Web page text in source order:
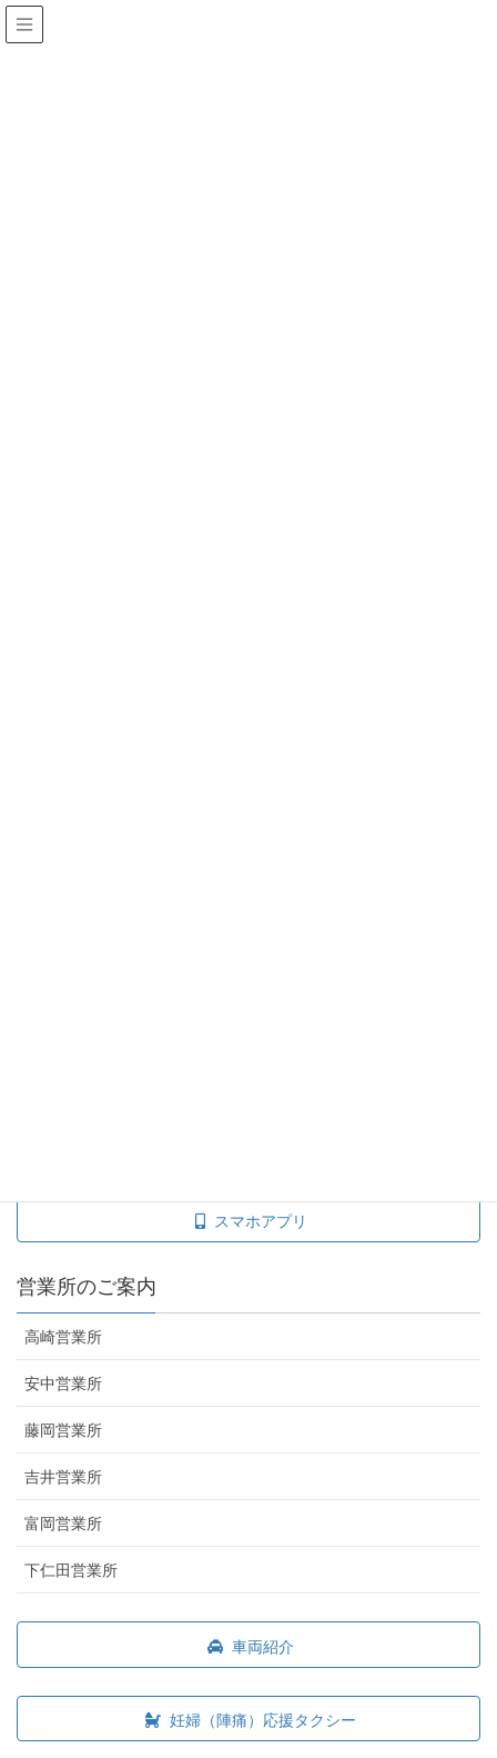
スマホアプリ
営業所のご案内
高崎営業所
安中営業所
藤岡営業所
吉井営業所
富岡営業所
下仁田営業所
車両紹介
妊婦（陣痛）応援タクシー